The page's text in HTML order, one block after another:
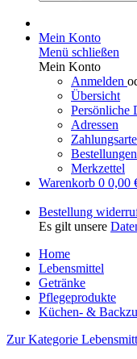
Mein Konto
Menü schließen
Mein Konto
Anmelden
Übersicht
Persönliche
Adressen
Bestellungen
Merkzettel
Warenkorb 0 0,00
Bestellung
Es gilt unsere
Home
Lebensmittel
Getränke
Pflegeprodukte
Küchen- &
Zur Kategorie